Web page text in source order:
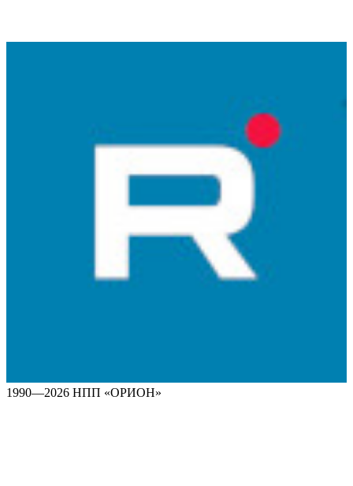
1990—2026 НПП «ОРИОН»